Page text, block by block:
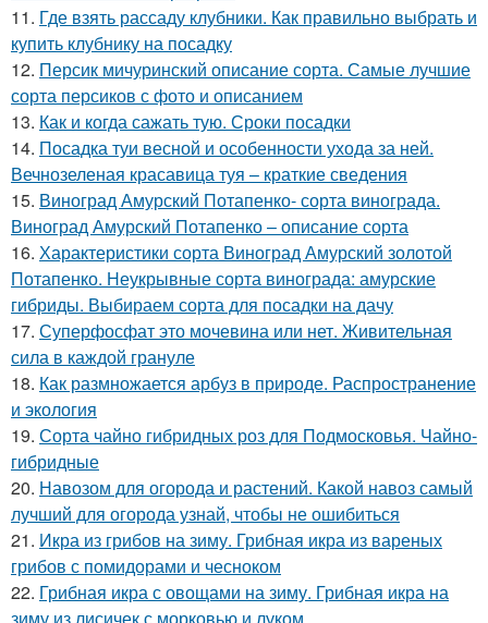
11. Где взять рассаду клубники. Как правильно выбрать и
купить клубнику на посадку
12. Персик мичуринский описание сорта. Самые лучшие
сорта персиков с фото и описанием
13. Как и когда сажать тую. Сроки посадки
14. Посадка туи весной и особенности ухода за ней.
Вечнозеленая красавица туя – краткие сведения
15. Виноград Амурский Потапенко- сорта винограда.
Виноград Амурский Потапенко – описание сорта
16. Характеристики сорта Виноград Амурский золотой
Потапенко. Неукрывные сорта винограда: амурские
гибриды. Выбираем сорта для посадки на дачу
17. Суперфосфат это мочевина или нет. Живительная
сила в каждой грануле
18. Как размножается арбуз в природе. Распространение
и экология
19. Сорта чайно гибридных роз для Подмосковья. Чайно-
гибридные
20. Навозом для огорода и растений. Какой навоз самый
лучший для огорода узнай, чтобы не ошибиться
21. Икра из грибов на зиму. Грибная икра из вареных
грибов с помидорами и чесноком
22. Грибная икра с овощами на зиму. Грибная икра на